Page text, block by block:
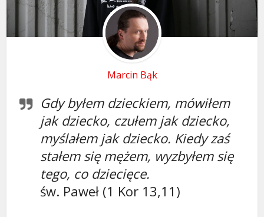
Marcin Bąk
Gdy byłem dzieckiem, mówiłem
jak dziecko, czułem jak dziecko,
myślałem jak dziecko. Kiedy zaś
stałem się mężem, wyzbyłem się
tego, co dziecięce.
św. Paweł (1 Kor 13,11)